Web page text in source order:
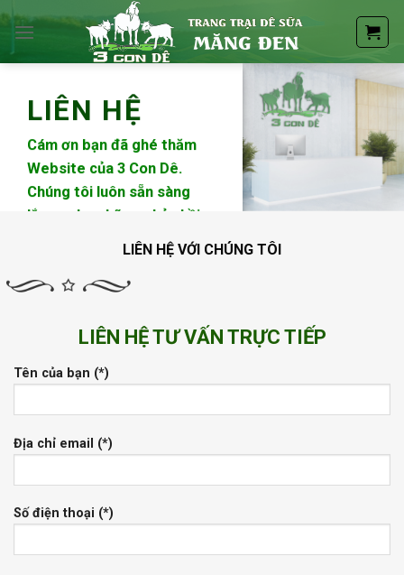
Skip
content
LIÊN HỆ
Cám ơn bạn đã ghé thăm
Website của 3 Con Dê.
Chúng tôi luôn sẵn sàng
lắng nghe những phản hồi
cũng như sự quan tâm của
bạn đối với dịch vụ và sản
phẩm. Ý kiến của bạn với
giúp chúng tôi phục vụ bạn
LIÊN HỆ VỚI CHÚNG TÔI
LIÊN HỆ TƯ VẤN TRỰC TIẾP
Tên của bạn (*)
Địa chỉ email (*)
Số điện thoại (*)